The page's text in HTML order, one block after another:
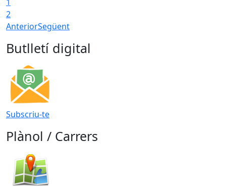
2
AnteriorSegüent
Butlletí digital
Subscriu-te
Plànol / Carrers